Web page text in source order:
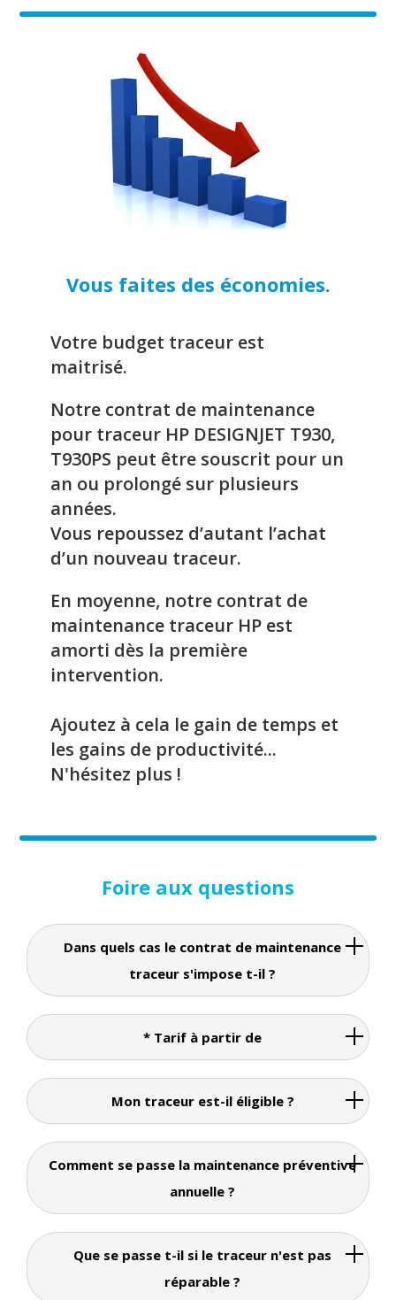
Vous faites des économies.
Votre budget traceur est
maitrisé.
Notre contrat de maintenance
pour traceur HP DESIGNJET T930,
T930PS peut être souscrit pour un
an ou prolongé sur plusieurs
années.
Vous repoussez d’autant l’achat
d’un nouveau traceur.
En moyenne, notre contrat de
maintenance traceur HP est
amorti dès la première
intervention.
Ajoutez à cela le gain de temps et
les gains de productivité...
N'hésitez plus !
Foire aux questions
Dans quels cas le contrat de maintenance
traceur s'impose t-il ?
* Tarif à partir de
Mon traceur est-il éligible ?
Comment se passe la maintenance préventive
annuelle ?
Que se passe t-il si le traceur n'est pas
réparable ?